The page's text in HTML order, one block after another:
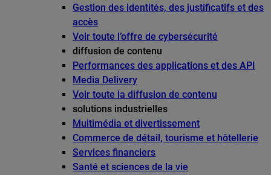
Gestion des identités, des justificatifs et des
accès
Voir toute l’offre de cybersécurité
diffusion de contenu
Performances des applications et des API
Media Delivery
Voir toute la diffusion de contenu
solutions industrielles
Multimédia et divertissement
Commerce de détail, tourisme et hôtellerie
Services financiers
Santé et sciences de la vie